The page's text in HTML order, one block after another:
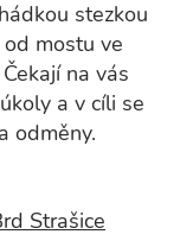
stezkou
mostu ve
na vás
a v cíli se
odměny.
Strašice